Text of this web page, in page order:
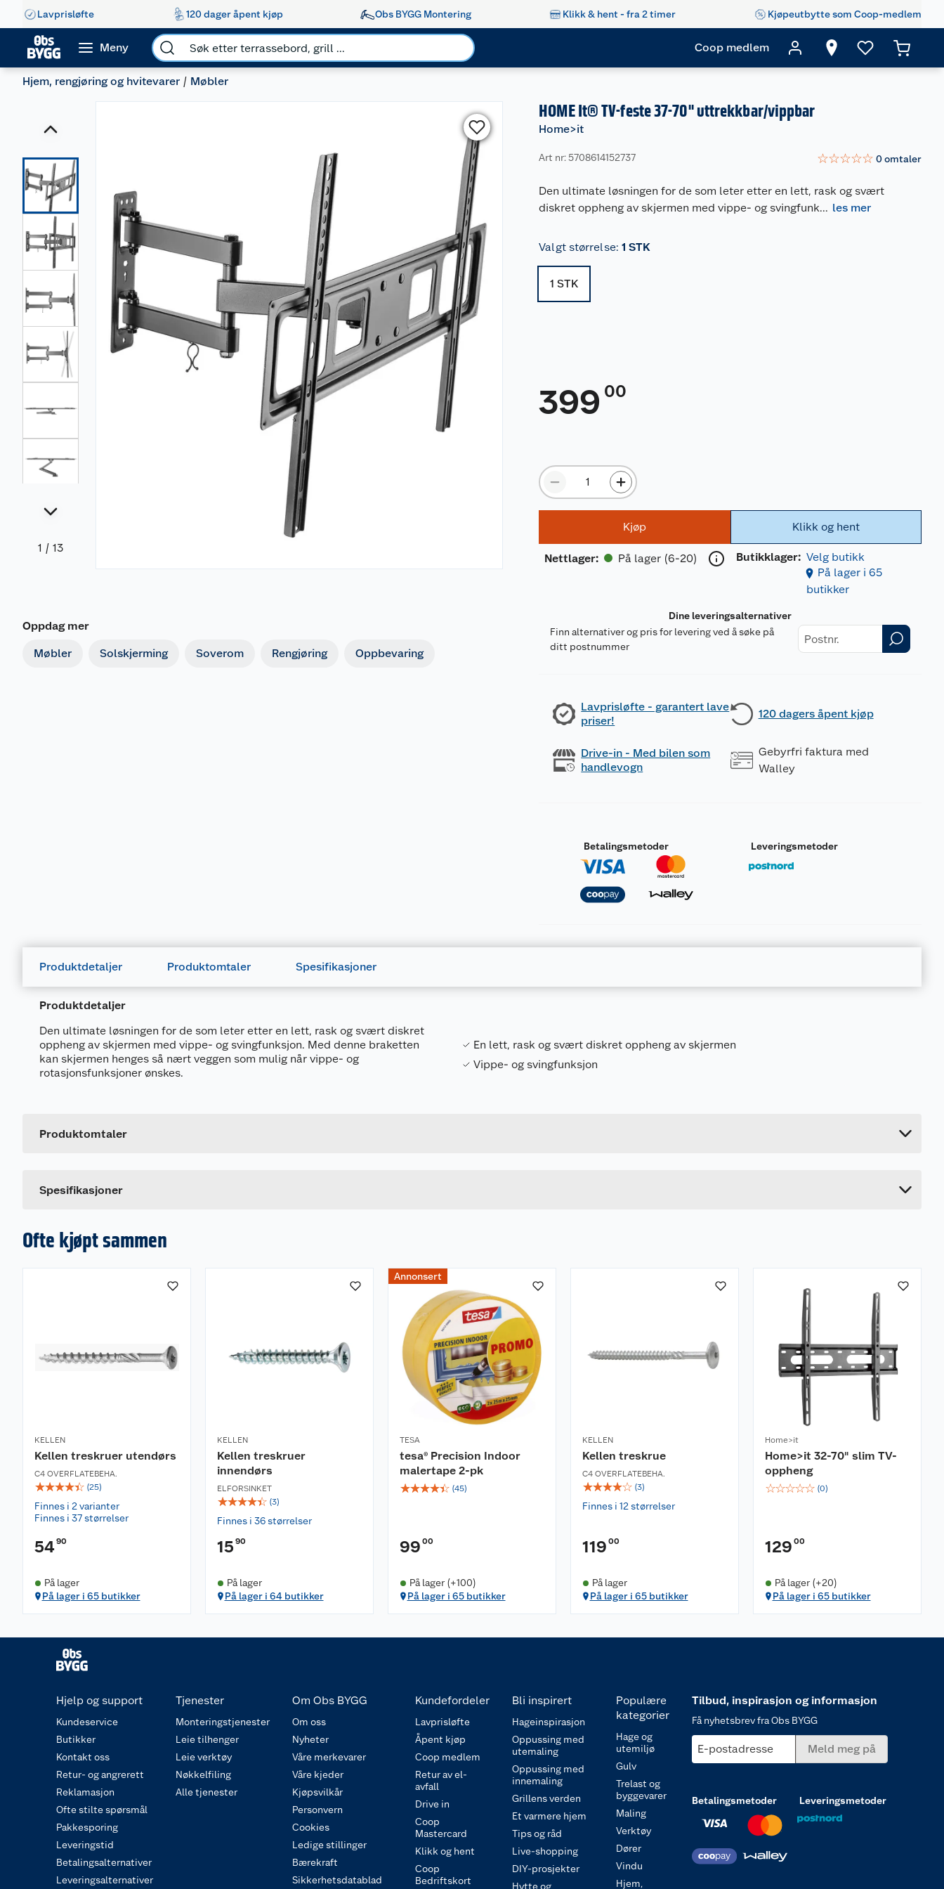
Lavprisløfte 120 dager åpent kjøp Obs BYGG Montering Klikk & hent - fra 2 timer Kjøpeutbytte som Coop-medlem
Meny Coop medlem
Hjem, rengjøring og hvitevarer Møbler
1 / 13
Oppdag mer
Møbler Solskjerming Soverom Rengjøring Oppbevaring
HOME It® TV-feste 37-70" uttrekkbar/vippbar
Home>it
Art nr: 5708614152737 ☆☆☆☆☆ 0omtaler
Den ultimate løsningen for de som leter etter en lett, rask og svært
diskret oppheng av skjermen med vippe- og svingfunk... les mer
Valgt størrelse: 1 STK
1 STK
399 00
Kjøp
Nettlager: På lager (6-20)
Klikk og hent
Butikklager: Velg butikk
På lager i 65
butikker
Dine leveringsalternativer
Finn alternativer og pris for levering ved å søke på
ditt postnummer
Lavprisløfte - garantert lave
priser!
120 dagers åpent kjøp
Drive-in - Med bilen som
handlevogn
Gebyrfri faktura med
Walley
Betalingsmetoder Leveringsmetoder
Produktdetaljer Produktomtaler Spesifikasjoner
Produktdetaljer
Den ultimate løsningen for de som leter etter en lett, rask og svært diskret
oppheng av skjermen med vippe- og svingfunksjon. Med denne braketten
kan skjermen henges så nært veggen som mulig når vippe- og
rotasjonsfunksjoner ønskes.
En lett, rask og svært diskret oppheng av skjermen
Vippe- og svingfunksjon
Produktomtaler
Spesifikasjoner
Leverandørens artikkelnummer
Ofte kjøpt sammen
KELLEN
Kellen treskruer utendørs
C4 OVERFLATEBEHA.
☆☆☆☆☆ (25)
Finnes i 2 varianter
Finnes i 37 størrelser
5490
På lager
På lager i 65 butikker
KELLEN
Kellen treskruer
innendørs
ELFORSINKET
☆☆☆☆☆ (3)
Finnes i 36 størrelser
15 90
På lager
På lager i 64 butikker
Annonsert
TESA
tesa® Precision Indoor
malertape 2-pk
☆☆☆☆☆ (45)
99 00
På lager (+100)
På lager i 65 butikker
KELLEN
Kellen treskrue
C4 OVERFLATEBEHA.
☆☆☆☆☆ (3)
Finnes i 12 størrelser
119 00
På lager
På lager i 65 butikker
Home>it
Home>it 32-70" slim TV-
oppheng
☆☆☆☆☆ (0)
129 00
På lager (+20)
På lager i 65 butikker
Hjelp og support
Kundeservice
Butikker
Kontakt oss
Retur- og angrerett
Reklamasjon
Ofte stilte spørsmål
Pakkesporing
Leveringstid
Betalingsalternativer
Leveringsalternativer
Tjenester
Monteringstjenester
Leie tilhenger
Leie verktøy
Nøkkelfiling
Alle tjenester
Om Obs BYGG
Om oss
Nyheter
Våre merkevarer
Våre kjeder
Kjøpsvilkår
Personvern
Cookies
Ledige stillinger
Bærekraft
Sikkerhetsdatablad
Kundefordeler
Lavprisløfte
Åpent kjøp
Coop medlem
Retur av el-
avfall
Drive in
Coop
Mastercard
Klikk og hent
Coop
Bedriftskort
Bli inspirert
Hageinspirasjon
Oppussing med
utemaling
Oppussing med
innemaling
Grillens verden
Et varmere hjem
Tips og råd
Live-shopping
DIY-prosjekter
Hytte og
Populære
kategorier
Hage og
utemiljø
Gulv
Trelast og
byggevarer
Maling
Verktøy
Dører
Vindu
Hjem,
Tilbud, inspirasjon og informasjon
Få nyhetsbrev fra Obs BYGG
E-postadresse Meld meg på
Betalingsmetoder Leveringsmetoder